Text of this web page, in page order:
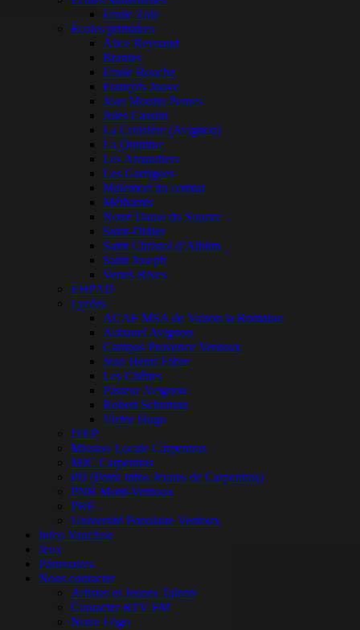
Emile Zola
Écoles primaires
Alice Reynaud
Brantes
Emile Bouche
François Jouve
Jean Moulin Pernes
Jules Cassini
La Croisière (Avignon)
La Quintine
Les Amandiers
Les Garrigues
Malemort du comtat
Méthamis
Notre Dame du Sourire
Saint-Didier
Saint Christol d’Albion
Saint Joseph
Vertes Rives
EHPAD
Lycées
ACAF MSA de Vaison la Romaine
Aubanel Avignon
Campus Provence Ventoux
Jean Henri Fabre
Les Chênes
Pasteur Avignon
Robert Schuman
Victor Hugo
ITEP
Mission Locale Carpentras
MJC Carpentras
PIJ (Point Infos Jeunes de Carpentras)
PNR Mont-Ventoux
PRE
Université Populaire Ventoux
Infos Vaucluse
Jeux
Partenaires
Nous contacter
Artistes et Jeunes Talents
Contacter RTV FM
Notre Logo